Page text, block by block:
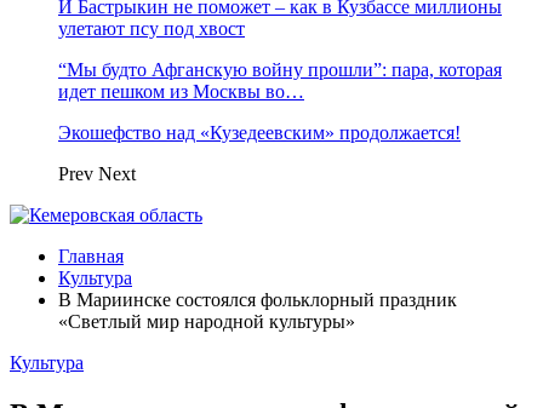
И Бастрыкин не поможет – как в Кузбассе миллионы
улетают псу под хвост
“Мы будто Афганскую войну прошли”: пара, которая
идет пешком из Москвы во…
Экошефство над «Кузедеевским» продолжается!
Prev Next
Главная
Культура
В Мариинске состоялся фольклорный праздник
«Светлый мир народной культуры»
Культура